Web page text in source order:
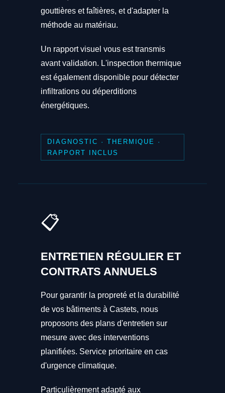
gouttières et faîtières, et d'adapter la
méthode au matériau.
Un rapport visuel vous est transmis
avant validation. L'inspection thermique
est également disponible pour détecter
infiltrations ou déperditions
énergétiques.
DIAGNOSTIC · THERMIQUE ·
RAPPORT INCLUS
📋
ENTRETIEN RÉGULIER ET
CONTRATS ANNUELS
Pour garantir la propreté et la durabilité
de vos bâtiments à Castets, nous
proposons des plans d'entretien sur
mesure avec des interventions
planifiées. Service prioritaire en cas
d'urgence climatique.
Particulièrement adapté aux